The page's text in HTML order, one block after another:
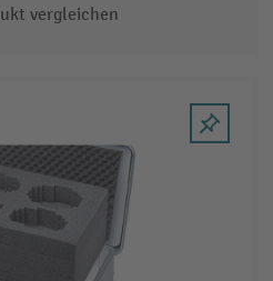
vergleichen